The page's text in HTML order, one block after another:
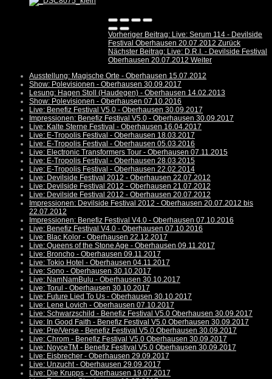
Vorheriger Beitrag: Live: Serum 114 - Devilside
Festival Oberhausen 20.07.2012 Zurück
Nächster Beitrag: Live: D.R.I. - Devilside Festival
Oberhausen 20.07.2012 Weiter
Ausstellung: Magische Orte - Oberhausen 15.07.2012
Show: Polevisionen - Oberhausen 30.09.2017
Lesung: Hagen Stoll (Haudegen) - Oberhausen 14.02.2013
Show: Polevisionen - Oberhausen 07.10.2016
Live: Benefiz Festival V5.0 - Oberhausen 30.09.2017
Impressionen: Benefiz Festival V5.0 - Oberhausen 30.09.2017
Live: Kalte Sterne Festival - Oberhausen 16.04.2017
Live: E-Tropolis Festival - Oberhausen 18.03.2017
Live: E-Tropolis Festival - Oberhausen 05.03.2016
Live: Electronic Transformers Tour - Oberhausen 07.11.2015
Live: E-Tropolis Festival - Oberhausen 28.03.2015
Live: E-Tropolis Festival - Oberhausen 22.02.2014
Live: Devilside Festival 2012 - Oberhausen 22.07.2012
Live: Devilside Festival 2012 - Oberhausen 21.07.2012
Live: Devilside Festival 2012 - Oberhausen 20.07.2012
Impressionen: Devilside Festival 2012 - Oberhausen 20.07.2012 bis
22.07.2012
Impressionen: Benefiz Festival V4.0 - Oberhausen 07.10.2016
Live: Benefiz Festival V4.0 - Oberhausen 07.10.2016
Live: Blac Kolor - Oberhausen 22.12.2017
Live: Queens of the Stone Age - Oberhausen 09.11.2017
Live: Broncho - Oberhausen 09.11.2017
Live: Tokio Hotel - Oberhausen 04.11.2017
Live: Sono - Oberhausen 30.10.2017
Live: NamNamBulu - Oberhausen 30.10.2017
Live: Torul - Oberhausen 30.10.2017
Live: Future Lied To Us - Oberhausen 30.10.2017
Live: Lene Lovich - Oberhausen 07.10.2017
Live: Schwarzschild - Benefiz Festival V5.0 Oberhausen 30.09.2017
Live: In Good Faith - Benefiz Festival V5.0 Oberhausen 30.09.2017
Live: Pre/Verse - Benefiz Festival V5.0 Oberhausen 30.09.2017
Live: Chrom - Benefiz Festival V5.0 Oberhausen 30.09.2017
Live: NoyceTM - Benefiz Festival V5.0 Oberhausen 30.09.2017
Live: Eisbrecher - Oberhausen 29.09.2017
Live: Unzucht - Oberhausen 29.09.2017
Live: Die Krupps - Oberhausen 19.07.2017